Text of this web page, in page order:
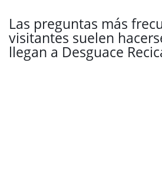
Las preguntas más
visitantes suelen
llegan a Desguace